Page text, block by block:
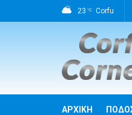
23 °C Corfu
ΑΡΧΙΚΗ